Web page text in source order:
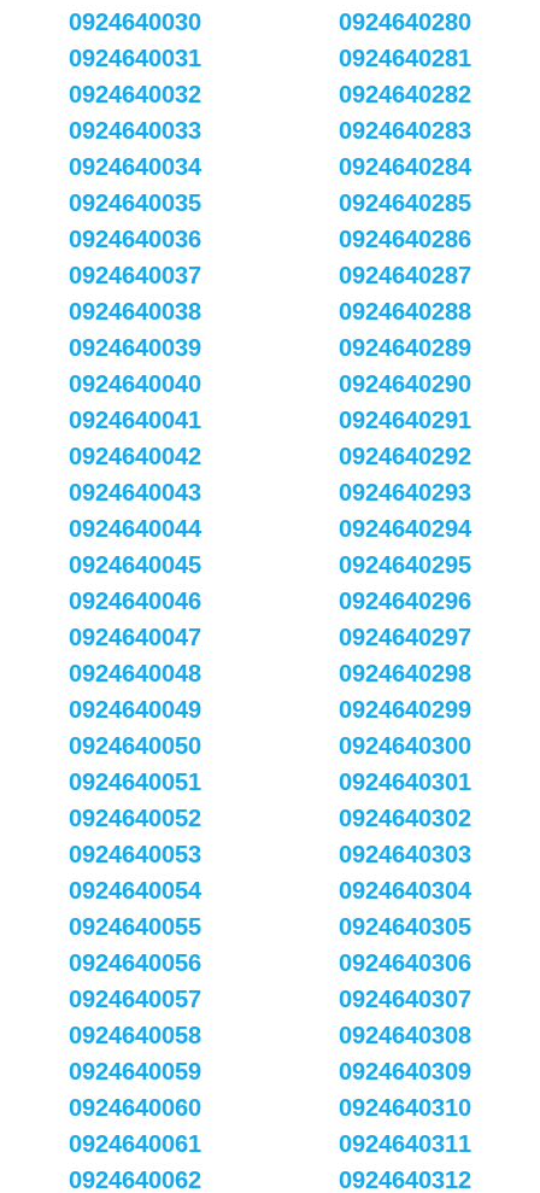
0924640030
0924640031
0924640032
0924640033
0924640034
0924640035
0924640036
0924640037
0924640038
0924640039
0924640040
0924640041
0924640042
0924640043
0924640044
0924640045
0924640046
0924640047
0924640048
0924640049
0924640050
0924640051
0924640052
0924640053
0924640054
0924640055
0924640056
0924640057
0924640058
0924640059
0924640060
0924640061
0924640062
0924640280
0924640281
0924640282
0924640283
0924640284
0924640285
0924640286
0924640287
0924640288
0924640289
0924640290
0924640291
0924640292
0924640293
0924640294
0924640295
0924640296
0924640297
0924640298
0924640299
0924640300
0924640301
0924640302
0924640303
0924640304
0924640305
0924640306
0924640307
0924640308
0924640309
0924640310
0924640311
0924640312